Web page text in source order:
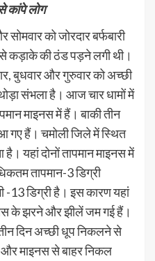
कांपे लोग
को जोरदार बर्फबारी
से कड़ाके की ठंड पड़ने लगी थी।
बुधवार और गुरुवार को अच्छी
संभला है। आज चार धामों में
माइनस में हैं। बाकी तीन
गए हैं। चमोली जिले में स्थित
यहां दोनों तापमान माइनस में
तापमान-3 डिग्री
-13 डिग्री है। इस कारण यहां
के झरने और झीलें जम गई हैं।
दिन अच्छी धूप निकलने से
माइनस से बाहर निकल